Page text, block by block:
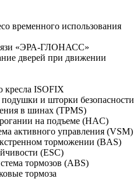
временного использования
«ЭРА-ГЛОНАСС»
дверей при движении
кресла ISOFIX
и шторки безопасности
в шинах (TPMS)
на подъеме (HAC)
активного управления (VSM)
торможении (BAS)
(ESC)
тормозов (ABS)
тормоза